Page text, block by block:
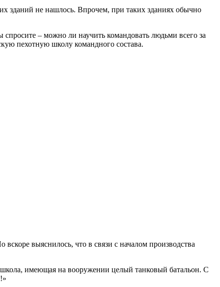
зданий не нашлось. Впрочем, при таких зданиях обычно
– можно ли научить командовать людьми всего за
пехотную школу командного состава.
выяснилось, что в связи с началом производства
школа, имеющая на вооружении целый танковый батальон. С